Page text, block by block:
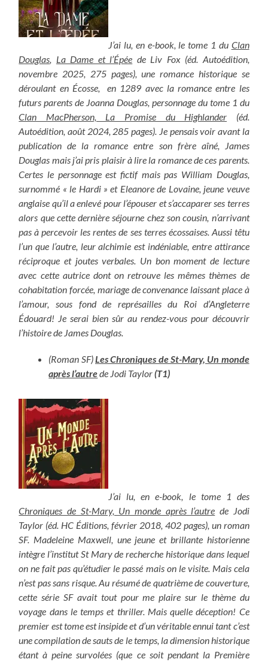
J’ai lu, en e-book, le tome 1 du Clan
Douglas, La Dame et l’Épée de Liv Fox (éd. Autoédition,
novembre 2025, 275 pages), une romance historique se
déroulant en Écosse, en 1289 avec la romance entre les
futurs parents de Joanna Douglas, personnage du tome 1 du
Clan MacPherson, La Promise du Highlander (éd.
Autoédition, août 2024, 285 pages). Je pensais voir avant la
publication de la romance entre son frère aîné, James
Douglas mais j’ai pris plaisir à lire la romance de ces parents.
Certes le personnage est fictif mais pas William Douglas,
surnommé « le Hardi » et Eleanore de Lovaine, jeune veuve
anglaise qu’il a enlevé pour l’épouser et s’accaparer ses terres
alors que cette dernière séjourne chez son cousin, n’arrivant
pas à percevoir les rentes de ses terres écossaises. Aussi têtu
l’un que l’autre, leur alchimie est indéniable, entre attirance
réciproque et joutes verbales. Un bon moment de lecture
avec cette autrice dont on retrouve les mêmes thèmes de
cohabitation forcée, mariage de convenance laissant place à
l’amour, sous fond de représailles du Roi d’Angleterre
Édouard! Je serai bien sûr au rendez-vous pour découvrir
l’histoire de James Douglas.
(Roman SF)Les Chroniques de St-Mary, Un monde
après l’autrede Jodi Taylor(T1)
J’ai lu, en e-book, le tome 1 des
Chroniques de St-Mary, Un monde après l’autre de Jodi
Taylor (éd. HC Éditions, février 2018, 402 pages), un roman
SF. Madeleine Maxwell, une jeune et brillante historienne
intègre l’institut St Mary de recherche historique dans lequel
on ne fait pas qu’étudier le passé mais on le visite. Mais cela
n’est pas sans risque.Au résumé de quatrième de couverture,
cette série SF avait tout pour me plaire sur le thème du
voyage dans le temps et thriller. Mais quelle déception! Ce
premier est tome est insipide et d’un véritable ennui tant c’est
une compilation de sauts de le temps, la dimension historique
étant à peine survolées (que ce soit pendant la Première